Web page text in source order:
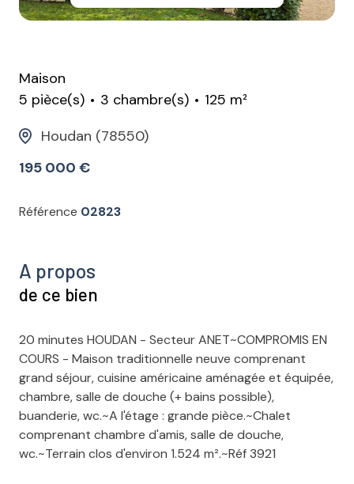
Maison
5 pièce(s)
3 chambre(s)
125 m²
Houdan (78550)
195 000 €
Référence 02823
A propos
de ce bien
20 minutes HOUDAN - Secteur ANET~COMPROMIS EN
COURS - Maison traditionnelle neuve comprenant
grand séjour, cuisine américaine aménagée et équipée,
chambre, salle de douche (+ bains possible),
buanderie, wc.~A l'étage : grande pièce.~Chalet
comprenant chambre d'amis, salle de douche,
wc.~Terrain clos d'environ 1.524 m².~Réf 3921